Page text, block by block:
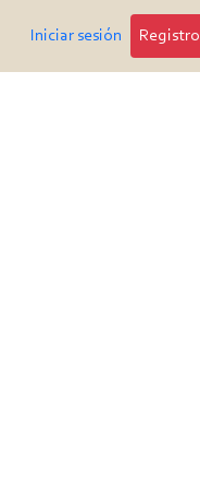
Iniciar sesión Registro